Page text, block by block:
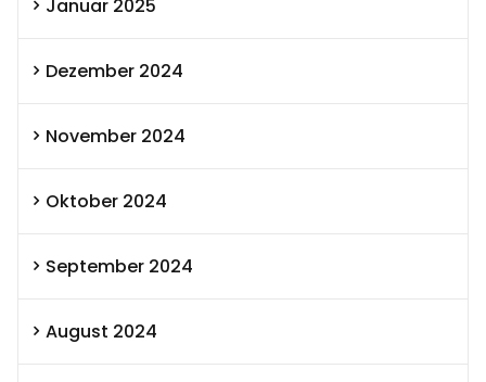
Januar 2025
Dezember 2024
November 2024
Oktober 2024
September 2024
August 2024